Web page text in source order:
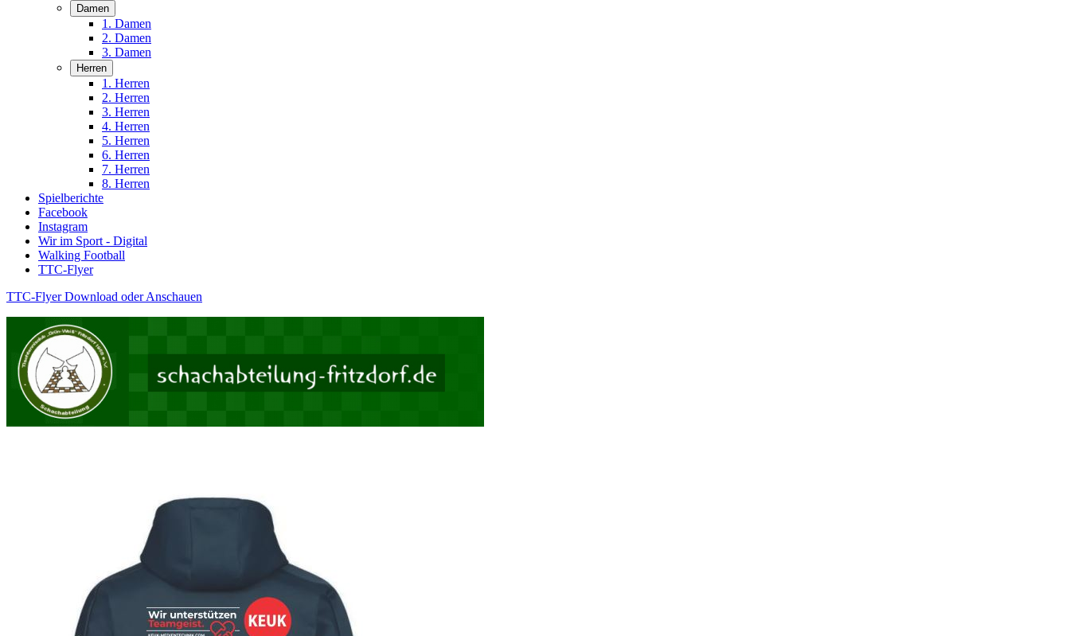
Damen
1. Damen
2. Damen
3. Damen
Herren
1. Herren
2. Herren
3. Herren
4. Herren
5. Herren
6. Herren
7. Herren
8. Herren
Spielberichte
Facebook
Instagram
Wir im Sport - Digital
Walking Football
TTC-Flyer
TTC-Flyer Download oder Anschauen